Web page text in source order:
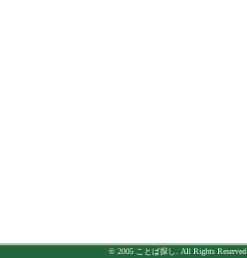
© 2005 ことば探し. All Rights Reserved.